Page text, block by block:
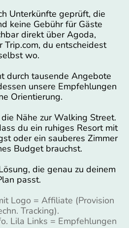
Unterkünfte geprüft, die
keine Gebühr für Gäste
direkt über Agoda,
Trip.com, du entscheidest
wo.
durch tausende Angebote
unsere Empfehlungen
Orientierung.
Nähe zur Walking Street.
du ein ruhiges Resort mit
oder ein sauberes Zimmer
Budget brauchst.
die genau zu deinem
passt.
Logo = Affiliate (Provision
Tracking).
Lila Links = Empfehlungen